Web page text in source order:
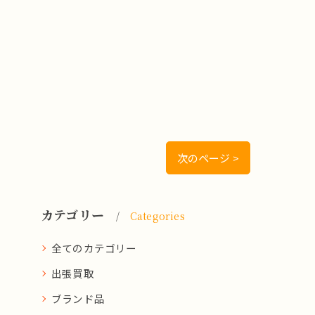
次のページ >
カテゴリー Categories
全てのカテゴリー
出張買取
ブランド品